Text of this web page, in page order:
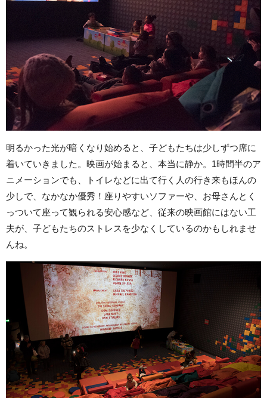
明るかった光が暗くなり始めると、子どもたちは少しずつ席に
着いていきました。映画が始まると、本当に静か。1時間半のア
ニメーションでも、トイレなどに出て行く人の行き来もほんの
少しで、なかなか優秀！座りやすいソファーや、お母さんとく
っついて座って観られる安心感など、従来の映画館にはない工
夫が、子どもたちのストレスを少なくしているのかもしれませ
んね。